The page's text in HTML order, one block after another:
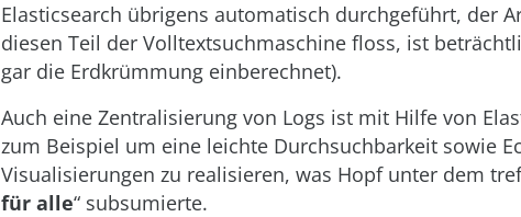
Elasticsearch übrigens automatisch durchgeführt, der
diesen Teil der Volltextsuchmaschine floss, ist
gar die Erdkrümmung einberechnet).
Auch eine Zentralisierung von Logs ist mit Hilfe von
zum Beispiel um eine leichte Durchsuchbarkeit sowie
Visualisierungen zu realisieren, was Hopf unter dem
für alle“ subsumierte.